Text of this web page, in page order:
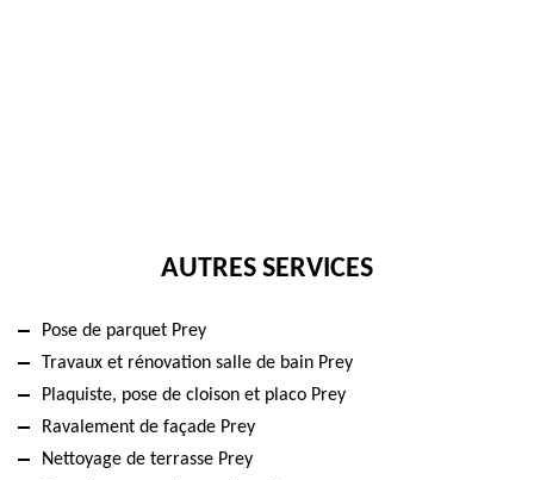
AUTRES SERVICES
Pose de parquet Prey
Travaux et rénovation salle de bain Prey
Plaquiste, pose de cloison et placo Prey
Ravalement de façade Prey
Nettoyage de terrasse Prey